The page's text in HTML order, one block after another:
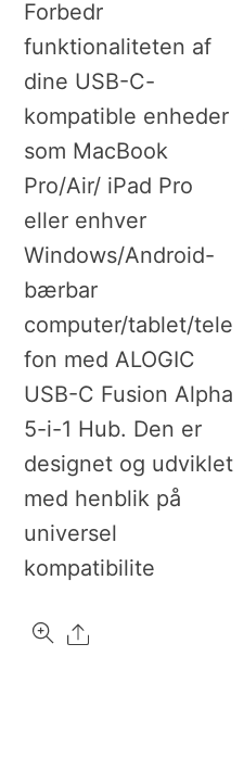
Forbedr
funktionaliteten af
dine USB-C-
kompatible enheder
som MacBook
Pro/Air/ iPad Pro
eller enhver
Windows/Android-
bærbar
computer/tablet/tele
fon med ALOGIC
USB-C Fusion Alpha
5-i-1 Hub. Den er
designet og udviklet
med henblik på
universel
kompatibilite
Share